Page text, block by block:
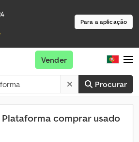
Para a aplicação
Procurar
Vender
Plataforma comprar usado